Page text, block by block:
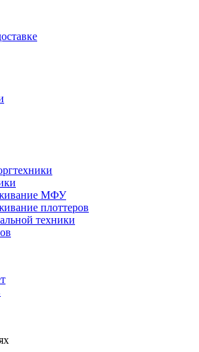
МФУ
плоттеров
техники